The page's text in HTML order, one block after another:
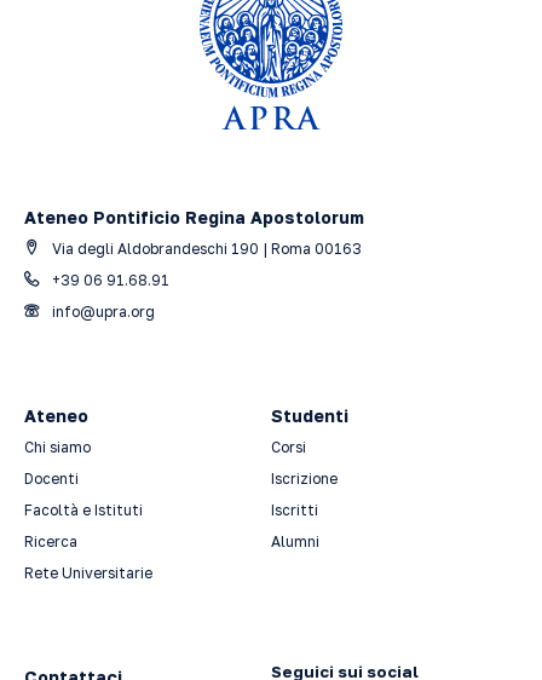
Ateneo Pontificio Regina Apostolorum
Via degli Aldobrandeschi 190 | Roma 00163
+39 06 91.68.91
info@upra.org
Ateneo
Chi siamo
Docenti
Facoltà e Istituti
Ricerca
Rete Universitarie
Studenti
Corsi
Iscrizione
Iscritti
Alumni
Seguici sui social